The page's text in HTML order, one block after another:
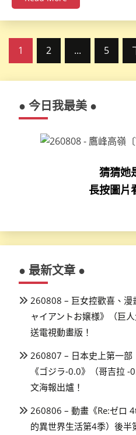
文
頁
1 2 ... 5
● 今日我最美 ●
猜猜她
長按圖片
● 最新文章 ●
260808 – 巨女控歡喜、漫
ャイアントお嬢様》（巨
送電視動畫版！
260807 – 日本史上第一部
《ゴジラ-0.0》（哥吉拉
文海報出爐！
260806 – 動畫《Re:ゼロ
的異世界生活第4季）後